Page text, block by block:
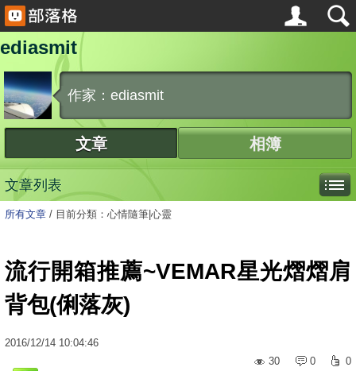
ediasmit
作家：ediasmit
文章 相簿
文章列表
所有文章 / 目前分類：心情隨筆|心靈
流行開箱推薦~VEMAR星光熠熠肩
背包(俐落灰)
2016/12/14 10:04:46
30
0 0